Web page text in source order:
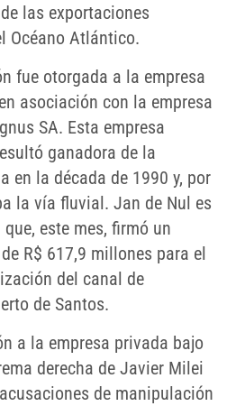
las exportaciones
Océano Atlántico.
fue otorgada a la empresa
asociación con la empresa
SA. Esta empresa
ganadora de la
en la década de 1990 y, por
la vía fluvial. Jan de Nul es
este mes, firmó un
R$ 617,9 millones para el
del canal de
de Santos.
a la empresa privada bajo
derecha de Javier Milei
de manipulación